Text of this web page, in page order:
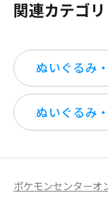
関連カテゴリ
ぬいぐるみ
ぬいぐるみ
ポケモンセンターオ